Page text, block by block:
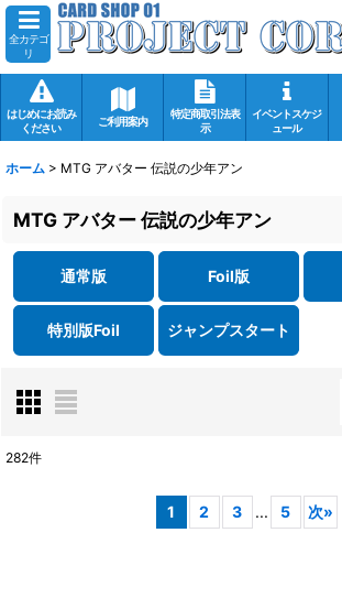
全カテゴ
リ
はじめにお読み
ください
ご利用案内
特定商取引法表
示
イベントスケジ
ュール
ホーム > MTG アバター 伝説の少年アン
MTG アバター 伝説の少年アン
通常版 Foil版
特別版Foil ジャンプスタート
282件
1 2 3 ... 5 次»